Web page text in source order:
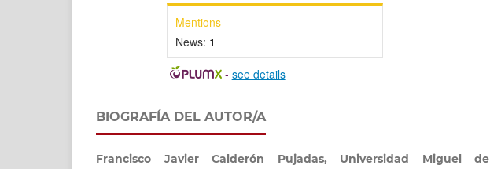
Mentions
News: 1
- see details
BIOGRAFÍA DEL AUTOR/A
Francisco Javier Calderón Pujadas, Universidad Miguel de